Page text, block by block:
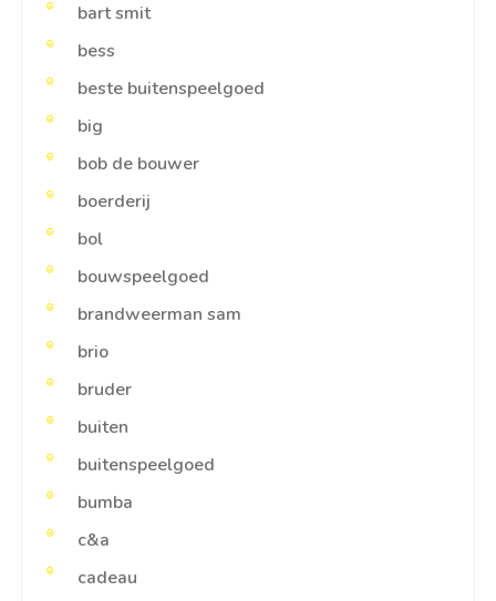
bart smit
bess
beste buitenspeelgoed
big
bob de bouwer
boerderij
bol
bouwspeelgoed
brandweerman sam
brio
bruder
buiten
buitenspeelgoed
bumba
c&a
cadeau